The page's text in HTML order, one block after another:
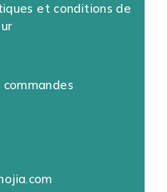
et conditions de
commandes